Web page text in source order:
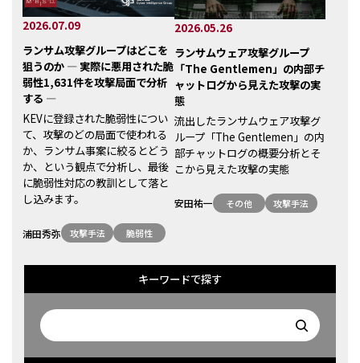
2026.07.09
ランサム攻撃グループはどこを
狙うのか ― 実際に悪用された脆
弱性1,631件を攻撃局面で分析
する ―
KEVに登録された脆弱性につい
て、攻撃のどの局面で使われる
か、ランサム事案に絞るとどう
か、という観点で分析し、最後
に脆弱性対応の教訓として落と
し込みます。
浦田秀弥 攻撃手法 脆弱性
2026.05.26
ランサムウェア攻撃グループ
「The Gentlemen」の内部チ
ャットログから見えた攻撃の実
態
流出したランサムウェア攻撃グ
ループ「The Gentlemen」の内
部チャットログの概要分析とそ
こから見えた攻撃の実態
安田祐一 その他 攻撃手法
キーワードで探す